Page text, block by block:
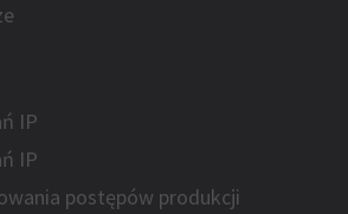
IP
IP
postępów produkcji